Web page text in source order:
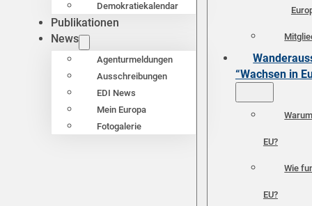
Demokratiekalendar
Publikationen
News
Agenturmeldungen
Ausschreibungen
EDI News
Mein Europa
Fotogalerie
“Wachsen in
EU?
Wie
EU?